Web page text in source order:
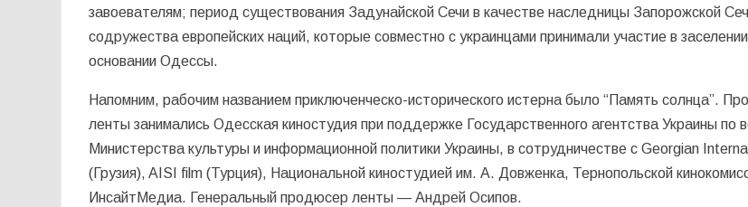
завоевателям; период существования Задунайской Сечи в качестве наследницы Запорожской
содружества европейских наций, которые совместно с украинцами принимали участие в
основании Одессы.
Напомним, рабочим названием приключенческо-исторического истерна было “Память солнца”.
ленты занимались Одесская киностудия при поддержке Государственного агентства Украины по
Министерства культуры и информационной политики Украины, в сотрудничестве с Georgian
(Грузия), AISI film (Турция), Национальной киностудией им. А. Довженка, Тернопольской
ИнсайтМедиа. Генеральный продюсер ленты — Андрей Осипов.